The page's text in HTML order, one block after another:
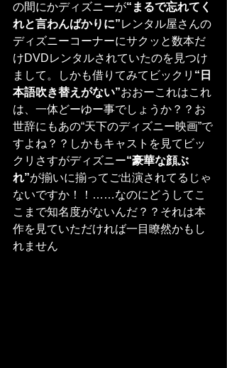
の間にかディズニーが“まるで忘れてく
れと言わんばかりに”レンタル屋さんの
ディズニーコーナーにサクッと数本だ
けDVDレンタルされていたのを見つけ
まして。しかも借りてみてビックリ “日
本語吹き替えがない”おおーこれはこれ
は、一体どーゆー事でしょうか？？お
世辞にもあの“天下のディズニー映画”で
すよね？？しかもキャストを見てビッ
クリさすがディズニー“豪華な顔ぶ
れ”が揃いに揃ってご出演されてるじゃ
ないですか！！……なのにどうしてこ
こまで知名度がないんだ？？それは本
作を見ていただければ一目瞭然かもし
れません